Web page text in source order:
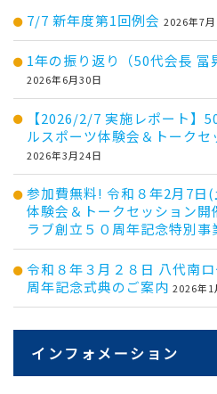
7/7 新年度第1回例会 2026年7
1年の振り返り（50代会長 冨
2026年6月30日
【2026/2/7 実施レポート】
ルスポーツ体験会＆トーク
2026年3月24日
参加費無料! 令和８年2月7日
体験会＆トークセッション開
ラブ創立５０周年記念特別事
令和８年３月２８日 八代南
周年記念式典のご案内 2026年1
インフォメーション